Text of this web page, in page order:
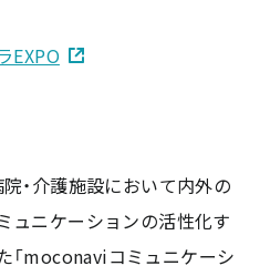
EXPO
・介護施設において内外の
ュニケーションの活性化す
「moconaviコミュニケーシ